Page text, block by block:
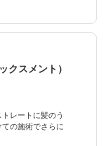
クスメント）
レートに髪のう
の施術でさらに